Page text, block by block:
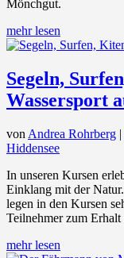
Mönchgut.
mehr lesen
Segeln,
Wassersport
von Andrea Rohrberg |
Hiddensee
In unseren Kursen
Einklang mit der
legen in den Kursen
Teilnehmer zum Erhalt
mehr lesen